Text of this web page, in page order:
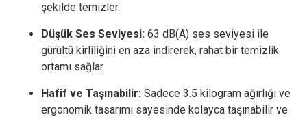
şekilde temizler.
Düşük Ses Seviyesi: 63 dB(A) ses seviyesi ile
gürültü kirliliğini en aza indirerek, rahat bir temizlik
ortamı sağlar.
Hafif ve Taşınabilir: Sadece 3.5 kilogram ağırlığı ve
ergonomik tasarımı sayesinde kolayca taşınabilir ve